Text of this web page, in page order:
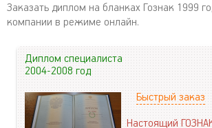
Заказать диплом на бланках Гознак 1999
компании в режиме онлайн.
Диплом специалиста
2004-2008 год
Быстрый заказ
Настоящий